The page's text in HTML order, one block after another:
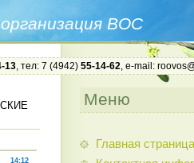
ВОС
13, тел: 7 (4942) 55-14-62, e-mail:
14:12
Меню
Главная страница